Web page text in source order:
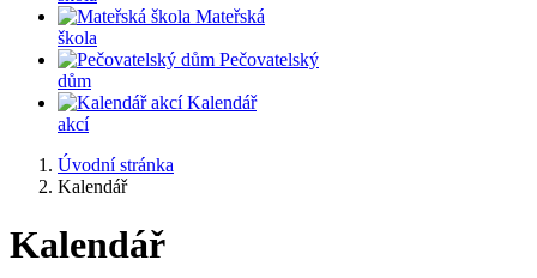
Mateřská
škola
Pečovatelský
dům
Kalendář
akcí
Úvodní stránka
Kalendář
Kalendář